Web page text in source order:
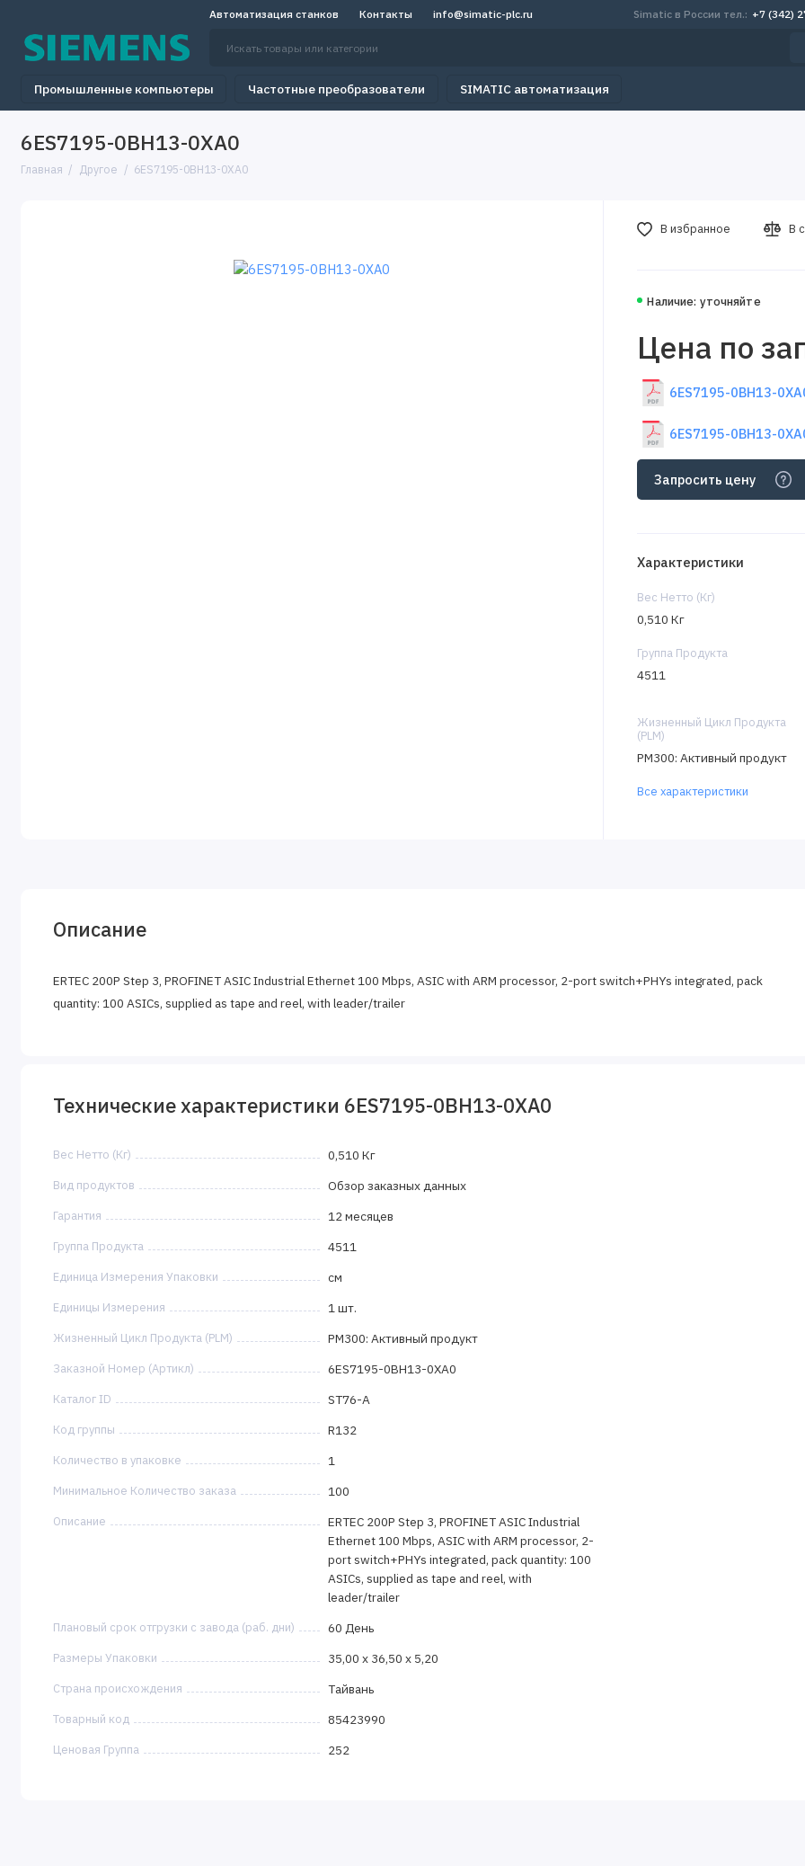
Автоматизация станков Контакты info@simatic-plc.ru Simatic в России тел.: +7 (342)
Промышленные компьютеры Частотные преобразователи SIMATIC автоматизация
6ES7195-0BH13-0XA0
Главная Другое 6ES7195-0BH13-0XA0
Наличие: уточняйте
Цена по
6ES7195-0BH13-
6ES7195-0BH13-
Запросить цену
В избранное В
Характеристики
Вес Нетто (Кг)
0,510 Кг
Группа Продукта
4511
Жизненный Цикл Продукта
(PLM)
PM300: Активный продукт
Все характеристики
Описание
ERTEC 200P Step 3, PROFINET ASIC Industrial Ethernet 100 Mbps, ASIC with ARM processor, 2-port switch+PHYs integrated, pack
quantity: 100 ASICs, supplied as tape and reel, with leader/trailer
Технические характеристики 6ES7195-0BH13-0XA0
Вес Нетто (Кг) 0,510 Кг
Вид продуктов Обзор заказных данных
Гарантия 12 месяцев
Группа Продукта 4511
Единица Измерения Упаковки см
Единицы Измерения 1 шт.
Жизненный Цикл Продукта (PLM) PM300: Активный продукт
Заказной Номер (Артикл) 6ES7195-0BH13-0XA0
Каталог ID ST76-A
Код группы R132
Количество в упаковке 1
Минимальное Количество заказа 100
Описание
ERTEC 200P Step 3, PROFINET ASIC Industrial
Ethernet 100 Mbps, ASIC with ARM processor, 2-
port switch+PHYs integrated, pack quantity: 100
ASICs, supplied as tape and reel, with
leader/trailer
Плановый срок отгрузки с завода (раб. дни) 60 День
Размеры Упаковки 35,00 x 36,50 x 5,20
Страна происхождения Tайвань
Товарный код 85423990
Ценовая Группа 252